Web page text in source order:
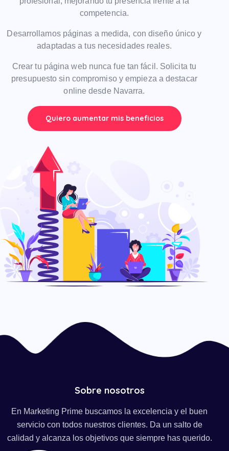
competencia.
Desarrollamos páginas a medida, con diseño único y
adaptadas a tus necesidades reales.
Crear tu página web nunca fue tan fácil. Solicita tu
presupuesto sin compromiso y empieza a destacar
online desde Navarra.
Quiero aumentar mis beneficios
Sobre nosotros
En Marketing Prime buscamos la excelencia y el buen
servicio con todos nuestros clientes. Da un salto de
calidad y alcanza los objetivos que siempre has querido.